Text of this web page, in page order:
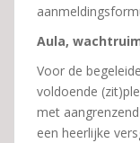
Aula,
Voor de
voldoende
met
een heerlijke